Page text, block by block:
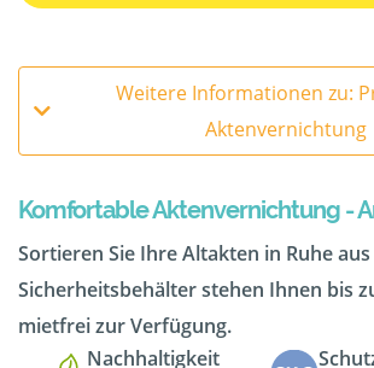
Weitere Informationen zu:
Aktenvernichtung
Komfortable Aktenvernichtung -
Sortieren Sie Ihre Altakten in Ruhe aus
Sicherheitsbehälter stehen Ihnen bis
mietfrei zur Verfügung.
Nachhaltigkeit